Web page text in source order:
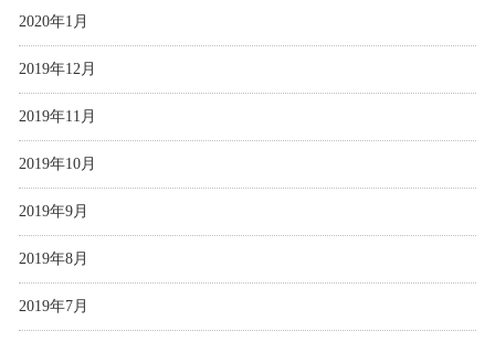
2020年1月
2019年12月
2019年11月
2019年10月
2019年9月
2019年8月
2019年7月